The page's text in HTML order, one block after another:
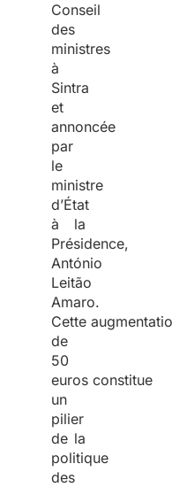
Conseil
des
ministres
à
Sintra
et
annoncée
par
le
ministre
d’État
à la
Présidence,
António
Leitão
Amaro.
Cette
de
50
euros constitue
un
pilier
de la
politique
des